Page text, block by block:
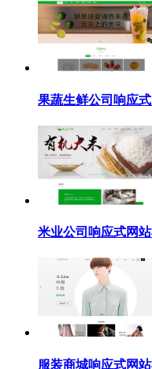
果蔬生鲜公司响应
米业公司响应式网
服装商城响应式网